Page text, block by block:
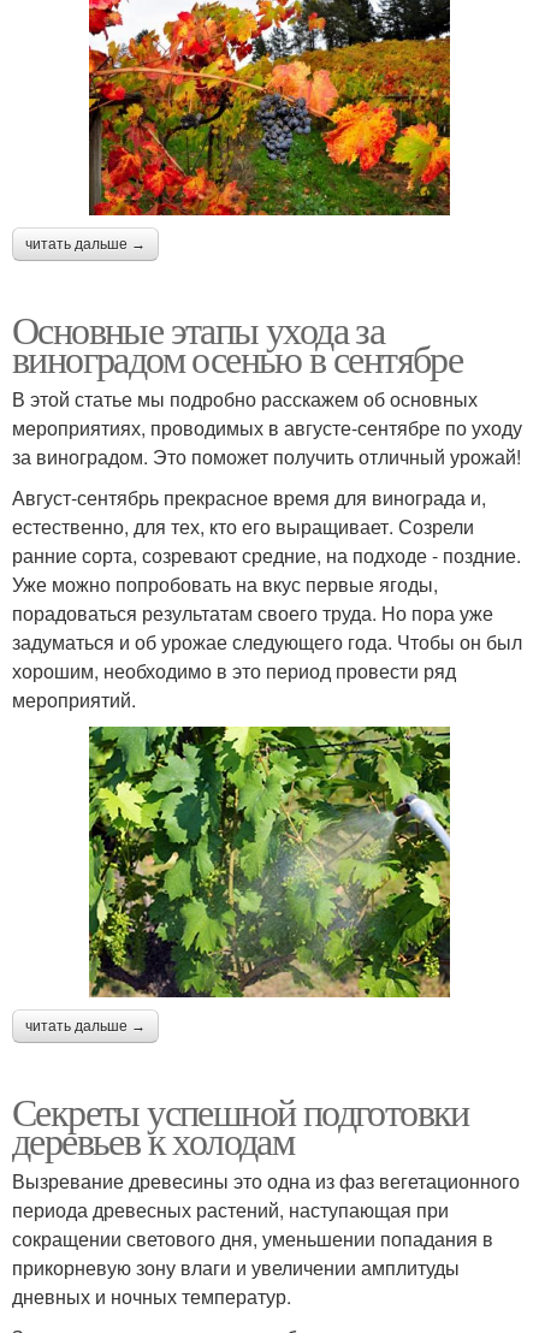
читать дальше →
Основные этапы ухода за
виноградом осенью в сентябре
В этой статье мы подробно расскажем об основных
мероприятиях, проводимых в августе-сентябре по уходу
за виноградом. Это поможет получить отличный урожай!
Август-сентябрь прекрасное время для винограда и,
естественно, для тех, кто его выращивает. Созрели
ранние сорта, созревают средние, на подходе - поздние.
Уже можно попробовать на вкус первые ягоды,
порадоваться результатам своего труда. Но пора уже
задуматься и об урожае следующего года. Чтобы он был
хорошим, необходимо в это период провести ряд
мероприятий.
читать дальше →
Секреты успешной подготовки
деревьев к холодам
Вызревание древесины это одна из фаз вегетационного
периода древесных растений, наступающая при
сокращении светового дня, уменьшении попадания в
прикорневую зону влаги и увеличении амплитуды
дневных и ночных температур.